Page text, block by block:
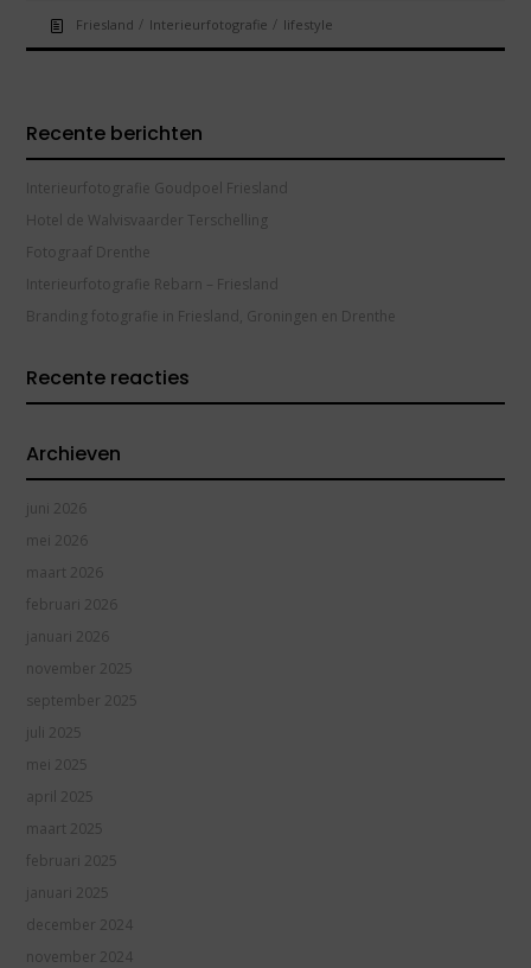
Friesland / Interieurfotografie / lifestyle
Recente berichten
Interieurfotografie Goudpoel Friesland
Hotel de Walvisvaarder Terschelling
Fotograaf Drenthe
Interieurfotografie Rebarn – Friesland
Branding fotografie in Friesland, Groningen en Drenthe
Recente reacties
Archieven
juni 2026
mei 2026
maart 2026
februari 2026
januari 2026
november 2025
september 2025
juli 2025
mei 2025
april 2025
maart 2025
februari 2025
januari 2025
december 2024
november 2024